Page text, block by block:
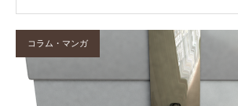
コラム・マンガ